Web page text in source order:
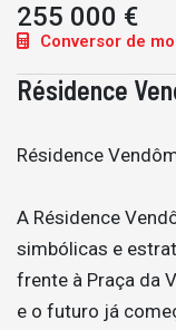
255 000 €
Conversor de
Résidence
Résidence
A Résidence
simbólicas e
frente à Praça da
e o futuro já